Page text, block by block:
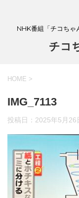
NHK番組「チコちゃ
チコ
HOME >
IMG_7113
投稿日： 2025年5月26